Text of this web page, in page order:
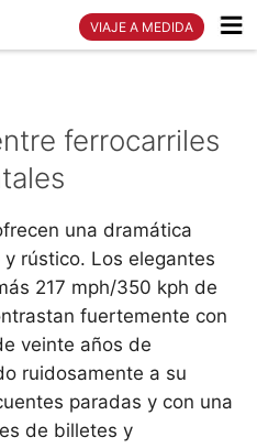
VIAJE A MEDIDA
ferrocarriles
una dramática
rústico. Los elegantes
217 mph/350 kph de
fuertemente con
veinte años de
ruidosamente a su
paradas y con una
de billetes y